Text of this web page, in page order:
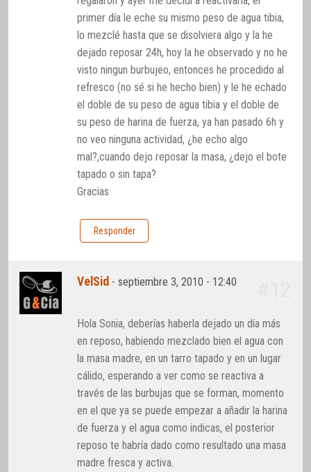
primer día le eche su mismo peso de agua tibia,
lo mezclé hasta que se disolviera algo y la he
dejado reposar 24h, hoy la he observado y no he
visto ningun burbujeo, entonces he procedido al
refresco (no sé si he hecho bien) y le he echado
el doble de su peso de agua tibia y el doble de
su peso de harina de fuerza, ya han pasado 6h y
no veo ninguna actividad, ¿he echo algo
mal?,cuando dejo reposar la masa, ¿dejo el bote
tapado o sin tapa?
Gracias
Responder
VelSid -septiembre 3, 2010 - 12:40
Hola Sonia, deberías haberla dejado un día más
en reposo, habiendo mezclado bien el agua con
la masa madre, en un tarro tapado y en un lugar
cálido, esperando a ver como se reactiva a
través de las burbujas que se forman, momento
en el que ya se puede empezar a añadir la harina
de fuerza y el agua como indicas, el posterior
reposo te habría dado como resultado una masa
madre fresca y activa.